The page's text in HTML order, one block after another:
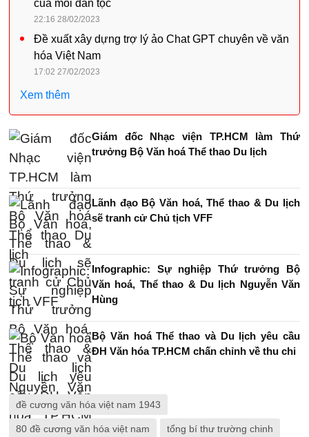
của mỗi dân tộc
22:16 28/02/2023
Đề xuất xây dựng trợ lý ảo Chat GPT chuyên về văn
hóa Việt Nam
17:02 27/02/2023
Xem thêm
Giám đốc Nhạc viện TP.HCM làm Thứ
trưởng Bộ Văn hoá Thể thao Du lịch
Lãnh đạo Bộ Văn hoá, Thể thao & Du lịch
sẽ tranh cử Chủ tịch VFF
Infographic: Sự nghiệp Thứ trưởng Bộ
Văn hoá, Thể thao & Du lịch Nguyễn Văn
Hùng
Bộ Văn hoá Thể thao và Du lịch yêu cầu
ĐH Văn hóa TP.HCM chấn chỉnh về thu chi
đề cương văn hóa việt nam 1943
80 đề cương văn hóa việt nam tổng bí thư trường chinh